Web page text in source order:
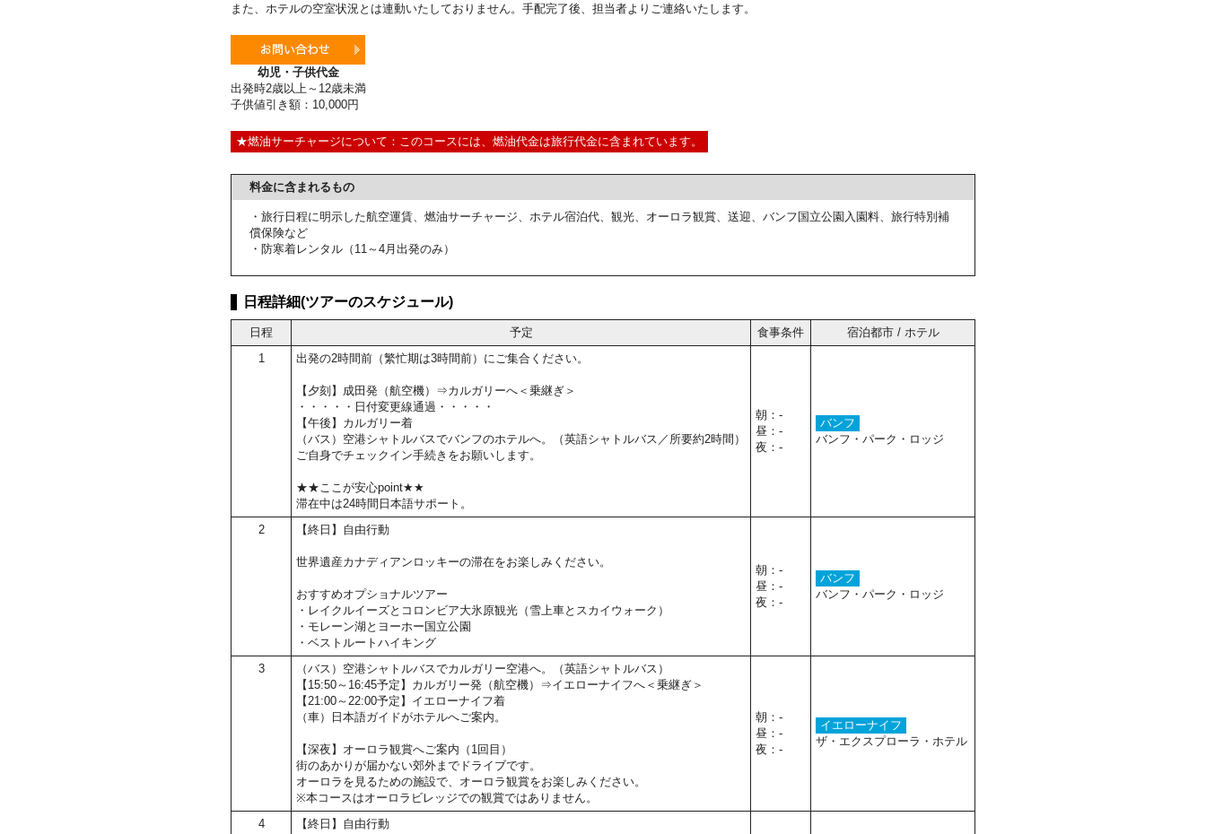
また、ホテルの空室状況とは連動いたしておりません。手配完了後、担当者よりご連絡いたします。
幼児・子供代金
出発時2歳以上～12歳未満
子供値引き額：10,000円
★燃油サーチャージについて：このコースには、燃油代金は旅行代金に含まれています。
料金に含まれるもの
・旅行日程に明示した航空運賃、燃油サーチャージ、ホテル宿泊代、観光、オーロラ観賞、送迎、バンフ国立公園入園料、旅行特別補
償保険など
・防寒着レンタル（11～4月出発のみ）
日程詳細(ツアーのスケジュール)
日程 予定 食事条件
宿泊都市 / ホテル
1
出発の2時間前（繁忙期は3時間前）にご集合ください。
【夕刻】成田発（航空機）⇒カルガリーへ＜乗継ぎ＞
・・・・・日付変更線通過・・・・・
【午後】カルガリー着
（バス）空港シャトルバスでバンフのホテルへ。（英語シャトルバス／所要約2時間）
ご自身でチェックイン手続きをお願いします。
★★ここが安心point★★
滞在中は24時間日本語サポート。
朝：-
昼：-
夜：-
バンフ
バンフ・パーク・ロッジ
2 【終日】自由行動
世界遺産カナディアンロッキーの滞在をお楽しみください。
おすすめオプショナルツアー
・レイクルイーズとコロンビア大氷原観光（雪上車とスカイウォーク）
・モレーン湖とヨーホー国立公園
・ベストルートハイキング
朝：-
昼：-
夜：-
バンフ
バンフ・パーク・ロッジ
3
（バス）空港シャトルバスでカルガリー空港へ。（英語シャトルバス）
【15:50～16:45予定】カルガリー発（航空機）⇒イエローナイフへ＜乗継ぎ＞
【21:00～22:00予定】イエローナイフ着
（車）日本語ガイドがホテルへご案内。
【深夜】オーロラ観賞へご案内（1回目）
街のあかりが届かない郊外までドライブです。
オーロラを見るための施設で、オーロラ観賞をお楽しみください。
※本コースはオーロラビレッジでの観賞ではありません。
朝：-
昼：-
夜：-
イエローナイフ
ザ・エクスプローラ・ホテル
4 【終日】自由行動